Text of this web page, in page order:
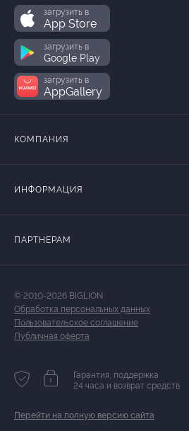
загрузить в
App Store
загрузить в
Google Play
загрузить в
AppGallery
КОМПАНИЯ
ИНФОРМАЦИЯ
ПАРТНЕРАМ
© 2010-2026 BIGLION
Обработка персональных данных
Пользовательское соглашение
Публичная оферта
Гарантия, поддержка
24 часа и возврат средств
Перейти на полную версию сайта